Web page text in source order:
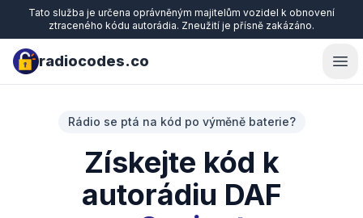
Tato služba je určena oprávněným majitelům vozidel k obnovení
ztraceného kódu autorádia. Zneužití je přísně zakázáno.
radiocodes.co
Rádio se ptá na kód po výměně baterie?
Získejte kód k
autorádiu DAF